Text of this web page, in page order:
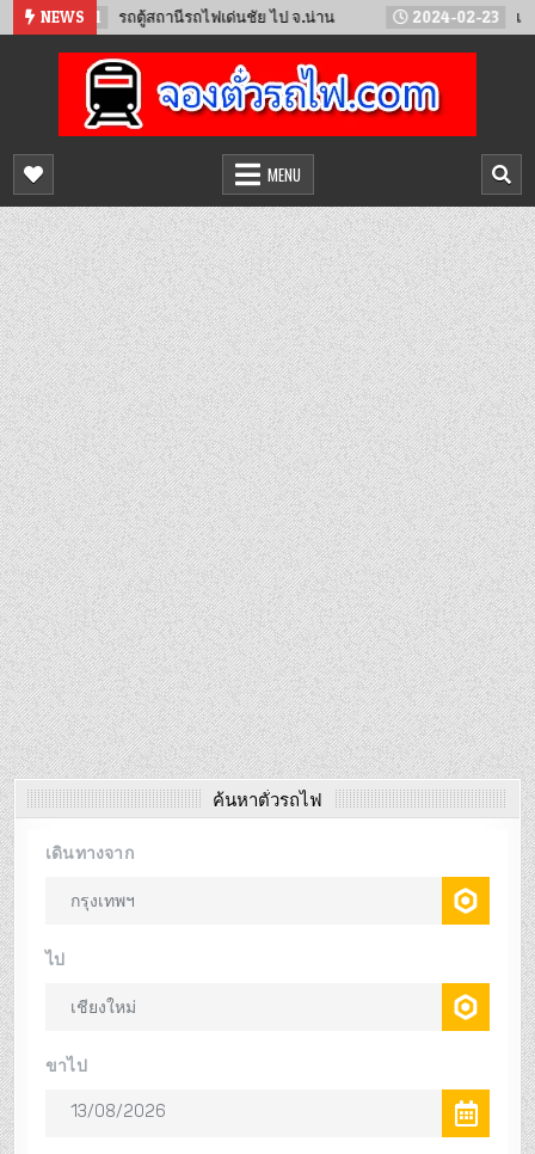
Skip NEWS
11 รถตู้สถานีรถไฟเด่นชัย ไป จ.น่าน 2024-02-23 เตรียมเปิดวิ่
จองตั๋วรถไฟออนไลน์
จำหน่ายตั๋วรถไฟล่วงหน้า จองได้ 24 ชั่วโมง
MENU
ค้นหาตั๋วรถไฟ